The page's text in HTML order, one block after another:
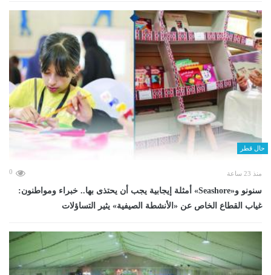
حال قطر
منذ 23 ساعة 0
سنونو و«Seashore» أمثلة إيجابية يجب أن يحتذى بها.. خبراء ومواطنون:
غياب القطاع الخاص عن «الأنشطة الصيفية» يثير التساؤلات